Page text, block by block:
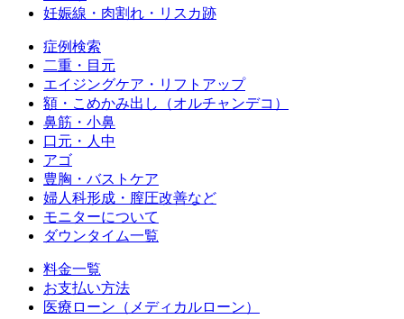
妊娠線・肉割れ・リスカ跡
症例検索
二重・目元
エイジングケア・リフトアップ
額・こめかみ出し（オルチャンデコ）
鼻筋・小鼻
口元・人中
アゴ
豊胸・バストケア
婦人科形成・膣圧改善など
モニターについて
ダウンタイム一覧
料金一覧
お支払い方法
医療ローン（メディカルローン）